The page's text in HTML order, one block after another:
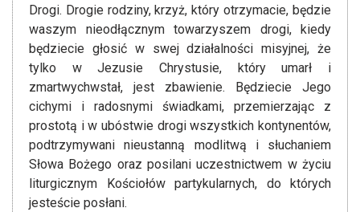
Drogi. Drogie rodziny, krzyż, który otrzymacie, będzie
waszym nieodłącznym towarzyszem drogi, kiedy
będziecie głosić w swej działalności misyjnej, że
tylko w Jezusie Chrystusie, który umarł i
zmartwychwstał, jest zbawienie. Będziecie Jego
cichymi i radosnymi świadkami, przemierzając z
prostotą i w ubóstwie drogi wszystkich kontynentów,
podtrzymywani nieustanną modlitwą i słuchaniem
Słowa Bożego oraz posilani uczestnictwem w życiu
liturgicznym Kościołów partykularnych, do których
jesteście posłani.